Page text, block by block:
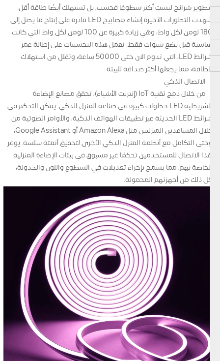
بتطوير شرائح ليست أكثر سطوعًا فحسب، بل تستهلك أيضًا طاقة أقل.
شهدت التطورات الأخيرة إنشاء مصابيح LED قادرة على إنتاج ما يصل إلى
180 لومن لكل واط، وهي زيادة كبيرة عن 100 لومن لكل واط التي كانت
قياسية قبل بضع سنوات فقط. تعمل هذه التحسينات على إطالة عمر
شرائط LED، التي تدوم الآن حتى 50000 ساعة، وتقلل من استهلاك
الطاقة، مما يجعلها أكثر صداقة للبيئة.
الاتصال الذكي
من خلال دمج تقنية IoT (إنترنت الأشياء)، تحقق مصانع الإضاءة
الشريطية LED خطوات كبيرة في صناعة المنزل الذكي. يمكن التحكم في
شرائط LED الحديثة عبر تطبيقات الهواتف الذكية، والأوامر الصوتية من
خلال المساعدين المنزليين مثل Amazon Alexa أو Google Assistant،
وحتى التكامل مع أنظمة المنزل الذكي الأخرى لتحقيق أتمتة سلسة. يوفر
هذا الاتصال للمستخدمين تحكمًا غير مسبوق في بيئات الإضاءة المنزلية
الخاصة بهم، مما يسمح بإجراء تعديلات في السطوع واللون والجدولة،
كل ذلك من أجهزتهم المحمولة.